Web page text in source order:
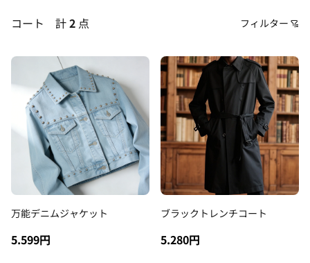
コート 計2 点 フィルター
価格
おすすめ順
安い順
高い順
新着順
古い順
万能デニムジャケット
5.599円
ブラックトレンチコート
5.280円